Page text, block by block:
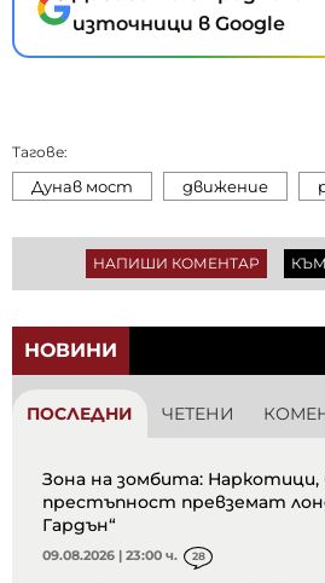
източници в Google
Тагове:
Дунав мост движение
НАПИШИ КОМЕНТАР
НОВИНИ
ПОСЛЕДНИ ЧЕТЕНИ
Зона на зомбита: Наркотици,
престъпност превземат
Гардън“
09.08.2026 | 23:00 ч. 28